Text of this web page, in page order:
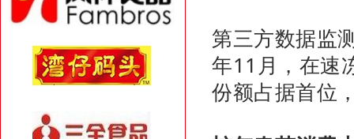
第三方数据监
年11月，在速
份额占据首位